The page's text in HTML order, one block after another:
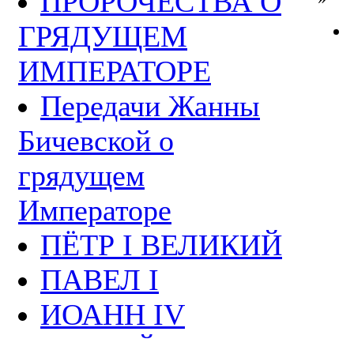
ГРЯДУЩЕМ
ИМПЕРАТОРЕ
Передачи Жанны
Бичевской о
грядущем
Императоре
ПЁТР I ВЕЛИКИЙ
ПАВЕЛ I
ИОАНН IV